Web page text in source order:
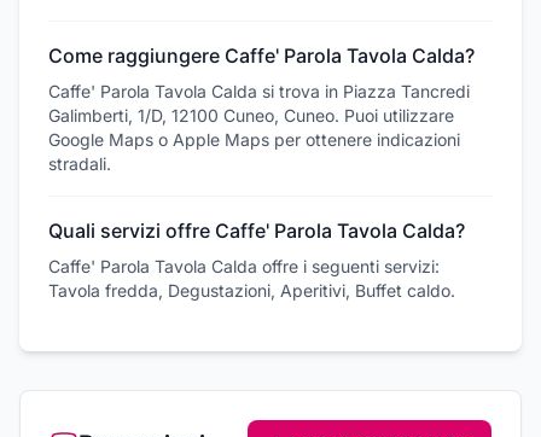
Come raggiungere Caffe' Parola Tavola Calda?
Caffe' Parola Tavola Calda si trova in Piazza Tancredi
Galimberti, 1/D, 12100 Cuneo, Cuneo. Puoi utilizzare
Google Maps o Apple Maps per ottenere indicazioni
stradali.
Quali servizi offre Caffe' Parola Tavola Calda?
Caffe' Parola Tavola Calda offre i seguenti servizi:
Tavola fredda, Degustazioni, Aperitivi, Buffet caldo.